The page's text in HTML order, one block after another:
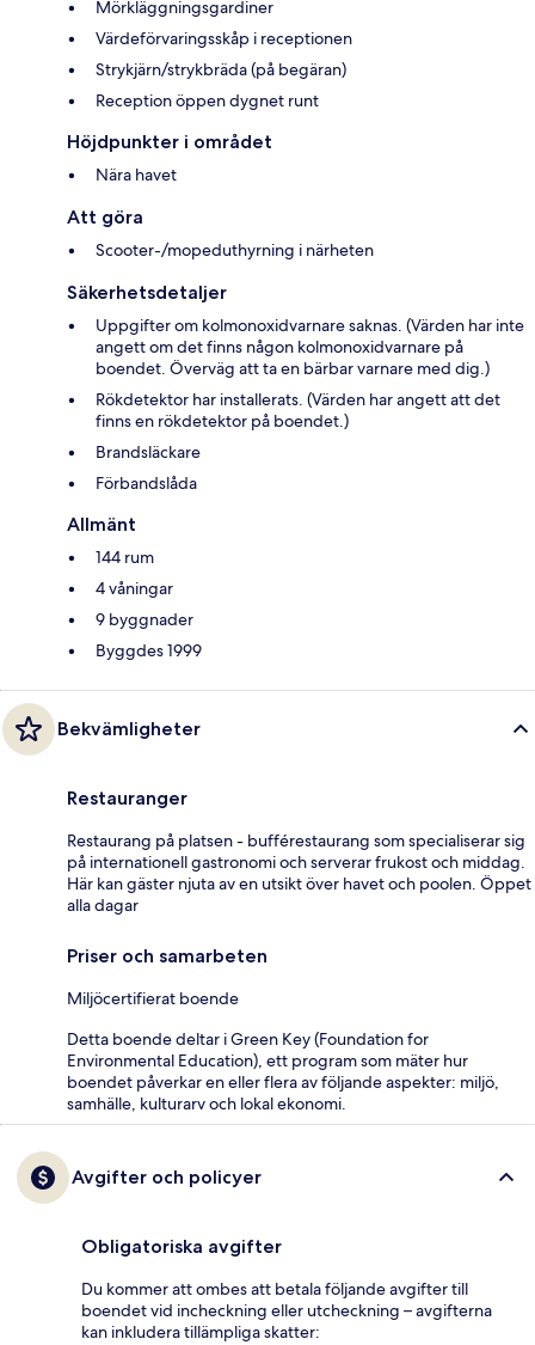
Mörkläggningsgardiner
Värdeförvaringsskåp i receptionen
Strykjärn/strykbräda (på begäran)
Reception öppen dygnet runt
Höjdpunkter i området
Nära havet
Att göra
Scooter-/mopeduthyrning i närheten
Säkerhetsdetaljer
Uppgifter om kolmonoxidvarnare saknas. (Värden har inte
angett om det finns någon kolmonoxidvarnare på
boendet. Överväg att ta en bärbar varnare med dig.)
Rökdetektor har installerats. (Värden har angett att det
finns en rökdetektor på boendet.)
Brandsläckare
Förbandslåda
Allmänt
144 rum
4 våningar
9 byggnader
Byggdes 1999
Bekvämligheter
Restauranger
Restaurang på platsen - bufférestaurang som specialiserar sig
på internationell gastronomi och serverar frukost och middag.
Här kan gäster njuta av en utsikt över havet och poolen. Öppet
alla dagar
Priser och samarbeten
Miljöcertifierat boende
Detta boende deltar i Green Key (Foundation for
Environmental Education), ett program som mäter hur
boendet påverkar en eller flera av följande aspekter: miljö,
samhälle, kulturarv och lokal ekonomi.
Avgifter och policyer
Obligatoriska avgifter
Du kommer att ombes att betala följande avgifter till
boendet vid incheckning eller utcheckning – avgifterna
kan inkludera tillämpliga skatter: